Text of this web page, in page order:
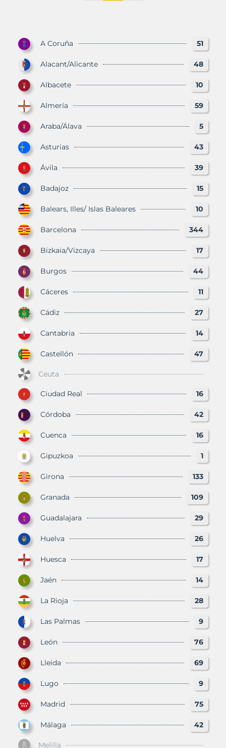
A Coruña 51
Alacant/Alicante 48
Albacete 10
Almería 59
Araba/Álava 5
Asturias 43
Ávila 39
Badajoz 15
Balears, Illes/ Islas Baleares 10
Barcelona 344
Bizkaia/Vizcaya 17
Burgos 44
Cáceres 11
Cádiz 27
Cantabria 14
Castellón 47
Ceuta
Ciudad Real 16
Córdoba 42
Cuenca 16
Gipuzkoa 1
Girona 133
Granada 109
Guadalajara 29
Huelva 26
Huesca 17
Jaén 14
La Rioja 28
Las Palmas 9
León 76
Lleida 69
Lugo 9
Madrid 75
Málaga 42
Melilla